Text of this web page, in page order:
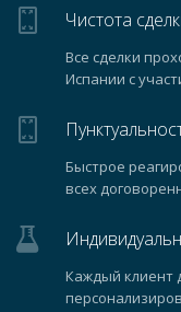
Чистота
Все сделки
Испании с
Быстрое
всех
Каждый клиент